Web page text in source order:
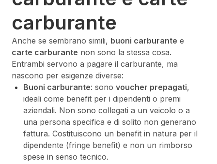
carburante
Anche se sembrano simili, buoni carburante e
carte carburante non sono la stessa cosa.
Entrambi servono a pagare il carburante, ma
nascono per esigenze diverse:
Buoni carburante: sono voucher prepagati,
ideali come benefit per i dipendenti o premi
aziendali. Non sono collegati a un veicolo o a
una persona specifica e di solito non generano
fattura. Costituiscono un benefit in natura per il
dipendente (fringe benefit) e non un rimborso
spese in senso tecnico.